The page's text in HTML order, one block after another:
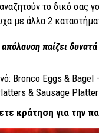
το δικό σας
με άλλα 2
παίζει
Bronco Eggs &
& Sausage Platter
κράτηση για την